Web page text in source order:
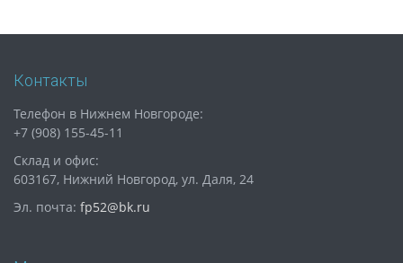
Контакты
Телефон в Нижнем Новгороде:
+7 (908) 155-45-11
Склад и офис:
603167, Нижний Новгород, ул. Даля, 24
Эл. почта: fp52@bk.ru